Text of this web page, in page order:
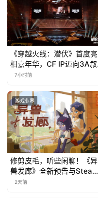
上
海
站
文
(
中
国
)
《穿越火线：潜伏》首度亮
相嘉年华，CF IP迈向3A叙
事新高度
7小时前
游戏业界
修剪皮毛，听些闲聊！《异
兽发廊》全新预告与Steam
免费试玩公开
2天前